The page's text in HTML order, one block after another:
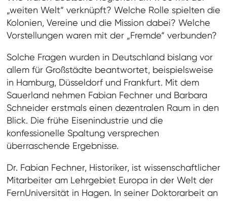
„weiten Welt“ verknüpft? Welche Rolle spielten die
Kolonien, Vereine und die Mission dabei? Welche
Vorstellungen waren mit der „Fremde“ verbunden?
Solche Fragen wurden in Deutschland bislang vor
allem für Großstädte beantwortet, beispielsweise
in Hamburg, Düsseldorf und Frankfurt. Mit dem
Sauerland nehmen Fabian Fechner und Barbara
Schneider erstmals einen dezentralen Raum in den
Blick. Die frühe Eisenindustrie und die
konfessionelle Spaltung versprechen
überraschende Ergebnisse.
Dr. Fabian Fechner, Historiker, ist wissenschaftlicher
Mitarbeiter am Lehrgebiet Europa in der Welt der
FernUniversität in Hagen. In seiner Doktorarbeit an